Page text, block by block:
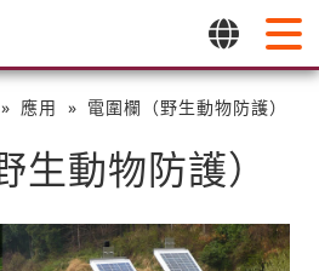
應用 電圍欄（野生動物防護）
生動物防護）